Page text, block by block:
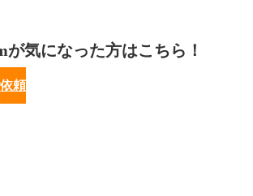
気になった方はこちら！
頼